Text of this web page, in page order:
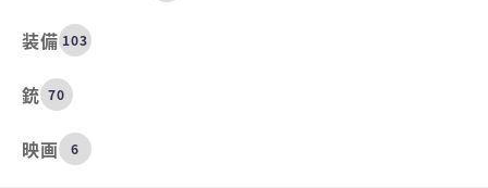
装備 103
銃 70
映画 6